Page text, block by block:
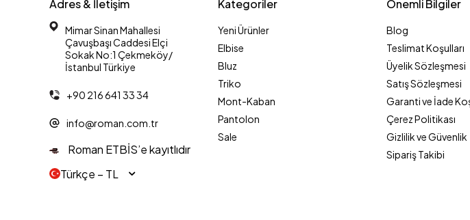
Adres & İletişim
Mimar Sinan Mahallesi
Çavuşbaşı Caddesi Elçi
Sokak No:1 Çekmeköy/
İstanbul Türkiye
+90 216 641 33 34
info@roman.com.tr
Roman ETBİS’e kayıtlıdır
Türkçe − TL
Kategoriler
Yeni Ürünler
Elbise
Bluz
Triko
Mont-Kaban
Pantolon
Sale
Önemli Bilgiler
Blog
Teslimat Koşulları
Üyelik Sözleşmesi
Satış Sözleşmesi
Garanti ve İade
Çerez Politikası
Gizlilik ve Güvenlik
Sipariş Takibi